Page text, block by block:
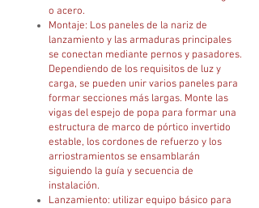
o acero.
Montaje: Los paneles de la nariz de
lanzamiento y las armaduras principales
se conectan mediante pernos y pasadores.
Dependiendo de los requisitos de luz y
carga, se pueden unir varios paneles para
formar secciones más largas. Monte las
vigas del espejo de popa para formar una
estructura de marco de pórtico invertido
estable, los cordones de refuerzo y los
arriostramientos se ensamblarán
siguiendo la guía y secuencia de
instalación.
Lanzamiento: utilizar equipo básico para